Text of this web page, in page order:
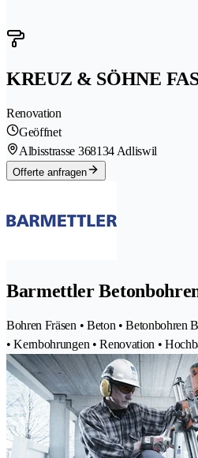
KREUZ & SÖHNE
Renovation
Geöffnet
Albisstrasse 368134 Adliswil
Offerte anfragen
Barmettler
Bohren Fräsen • Beton • Betonbohren
• Kernbohrungen • Renovation •